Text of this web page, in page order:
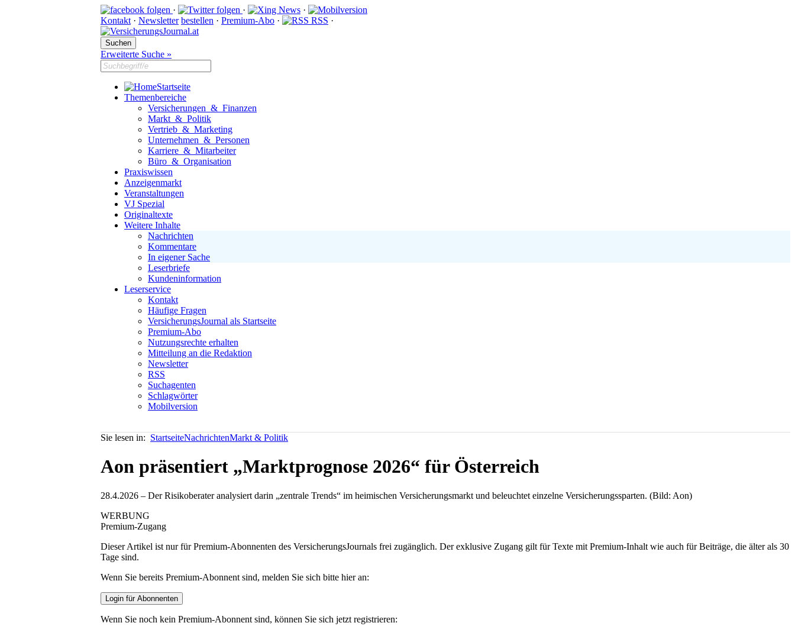
· ·
·
Kontakt · Newsletter bestellen · Premium-Abo · RSS ·
Erweiterte Suche »
Startseite
Themenbereiche
Versicherungen & Finanzen
Markt & Politik
Vertrieb & Marketing
Unternehmen & Personen
Karriere & Mitarbeiter
Büro & Organisation
Praxiswissen
Anzeigenmarkt
Veranstaltungen
VJ Spezial
Originaltexte
Weitere Inhalte
Nachrichten
Kommentare
In eigener Sache
Leserbriefe
Kundeninformation
Leserservice
Kontakt
Häufige Fragen
VersicherungsJournal als Startseite
Premium-Abo
Nutzungsrechte erhalten
Mitteilung an die Redaktion
Newsletter
RSS
Suchagenten
Schlagwörter
Mobilversion
Sie lesen in: StartseiteNachrichtenMarkt & Politik
Aon präsentiert „Marktprognose 2026“ für Österreich
28.4.2026 – Der Risikoberater analysiert darin „zentrale Trends“ im heimischen Versicherungsmarkt und beleuchtet einzelne Versicherungssparten. (Bild: Aon)
WERBUNG
Premium-Zugang
Dieser Artikel ist nur für Premium-Abonnenten des VersicherungsJournals frei zugänglich. Der exklusive Zugang gilt für Texte mit Premium-Inhalt wie auch für Beiträge, die älter als 30
Tage sind.
Wenn Sie bereits Premium-Abonnent sind, melden Sie sich bitte hier an:
Wenn Sie noch kein Premium-Abonnent sind, können Sie sich jetzt registrieren: